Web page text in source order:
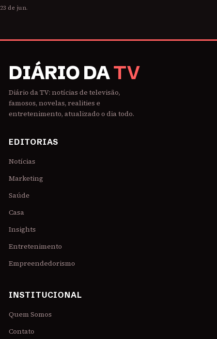
23 de jun.
DIÁRIO DATV
Diário da TV: notícias de televisão,
famosos, novelas, realities e
entretenimento, atualizado o dia todo.
EDITORIAS
Notícias
Marketing
Saúde
Casa
Insights
Entretenimento
Empreendedorismo
INSTITUCIONAL
Quem Somos
Contato